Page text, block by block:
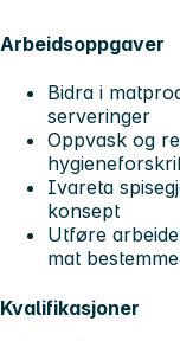
Arbeidsoppgaver
Bidra i
serveringer
Oppvask og
Ivareta
konsept
Utføre
mat
Kvalifikasjoner